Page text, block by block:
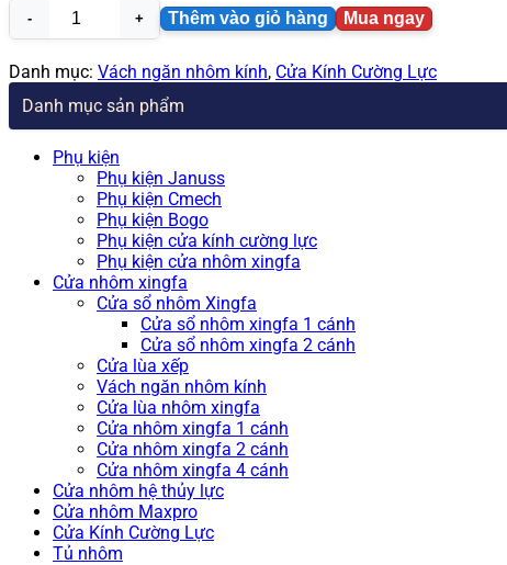
Vách
kính
cường
lực
phòng
làm
Thêm vào giỏ hàng Mua ngay
Danh mục: Vách ngăn nhôm kính, Cửa Kính Cường Lực
Danh mục sản phẩm
Phụ kiện
Phụ kiện Januss
Phụ kiện Cmech
Phụ kiện Bogo
Phụ kiện cửa kính cường lực
Phụ kiện cửa nhôm xingfa
Cửa nhôm xingfa
Cửa sổ nhôm Xingfa
Cửa sổ nhôm xingfa 1 cánh
Cửa sổ nhôm xingfa 2 cánh
Cửa lùa xếp
Vách ngăn nhôm kính
Cửa lùa nhôm xingfa
Cửa nhôm xingfa 1 cánh
Cửa nhôm xingfa 2 cánh
Cửa nhôm xingfa 4 cánh
Cửa nhôm hệ thủy lực
Cửa nhôm Maxpro
Cửa Kính Cường Lực
Tủ nhôm